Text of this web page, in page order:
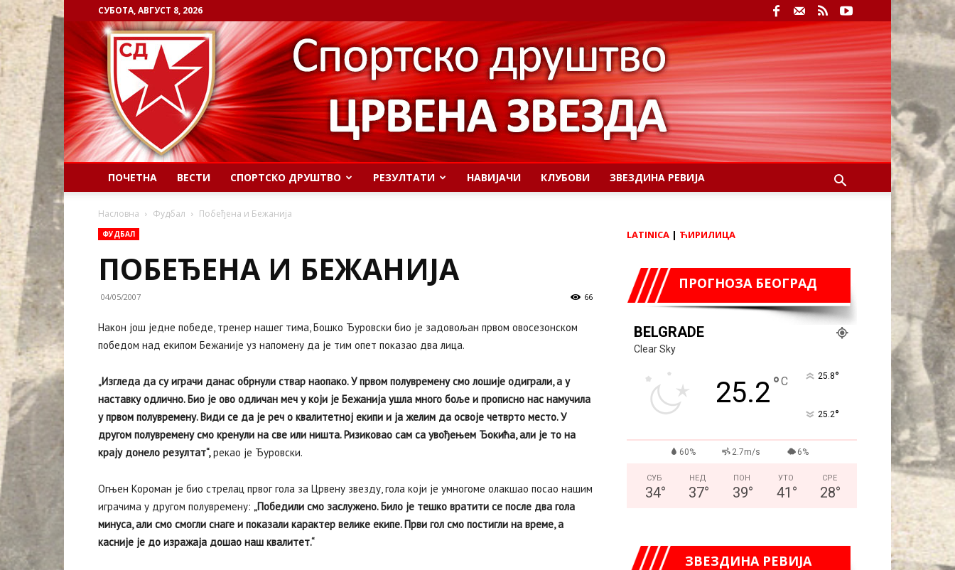
СУБОТА, АВГУСТ 8, 2026
ПОЧЕТНА ВЕСТИ СПОРТСКО ДРУШТВО РЕЗУЛТАТИ НАВИЈАЧИ КЛУБОВИ ЗВЕЗДИНА РЕВИЈА
Насловна Фудбал Побеђена и Бежанија
ФУДБАЛ
ПОБЕЂЕНА И БЕЖАНИЈА
04/05/2007 66
Након још једне победе, тренер нашег тима, Бошко Ђуровски био је задовољан првом овосезонском
победом над екипом Бежаније уз напомену да је тим опет показао два лица.
„Изгледа да су играчи данас обрнули ствар наопако. У првом полувремену смо лошије одиграли, а у
наставку одлично. Био је ово одличан меч у који је Бежанија ушла много боље и прописно нас намучила
у првом полувремену. Види се да је реч о квалитетној екипи и ја желим да освоје четврто место. У
другом полувремену смо кренули на све или ништа. Ризиковао сам са увођењем Ђокића, али је то на
крају донело резултат“,рекао је Ђуровски.
Огњен Короман је био стрелац првог гола за Црвену звезду, гола који је умногоме олакшао посао нашим
играчима у другом полувремену: „Победили смо заслужено. Било је тешко вратити се после два гола
минуса, али смо смогли снаге и показали карактер велике екипе. Први гол смо постигли на време, а
касније је до изражаја дошао наш квалитет.“
LATINICA | ЋИРИЛИЦА
ПРОГНОЗА БЕОГРАД
BELGRADE
Clear Sky
25.2°C 25.8°
25.2°
60% 2.7m/s 6%
СУБ
34°
НЕД
37°
ПОН
39°
УТО
41 °
СРЕ
28°
ЗВЕЗДИНА РЕВИЈА